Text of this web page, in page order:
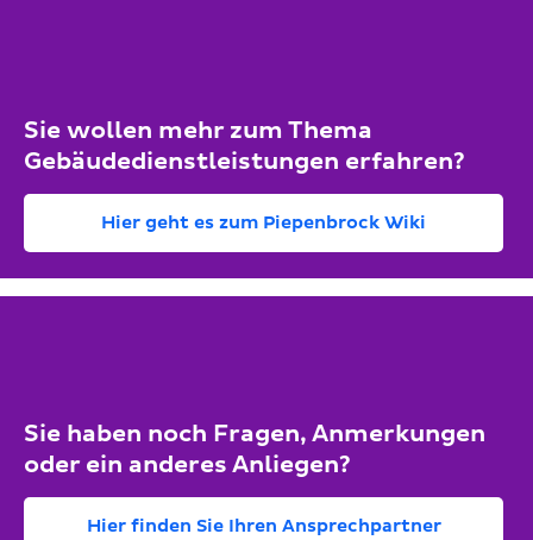
Sie wollen mehr zum Thema
Gebäudedienstleistungen erfahren?
Hier geht es zum Piepenbrock Wiki
Sie haben noch Fragen, Anmerkungen
oder ein anderes Anliegen?
Hier finden Sie Ihren Ansprechpartner